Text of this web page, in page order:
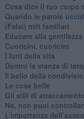
​Cosa dice il tuo corpo
​Quando le parole
​(Falsi) miti familiari
​Educare alla gentilezza
​Cuoricini, cuoricini
I lutti della vita
​Dentro la stanza di
​Il bello della
Le cose belle
​Gli stili di attaccamento
No, non puoi
​L’importanza